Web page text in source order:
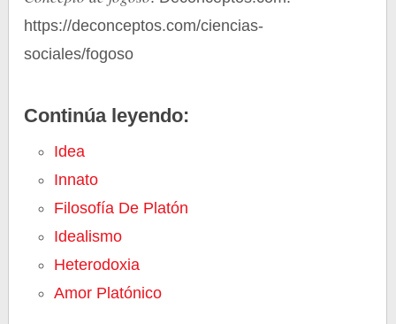
https://deconceptos.com/ciencias-
sociales/fogoso
Continúa leyendo:
Idea
Innato
Filosofía De Platón
Idealismo
Heterodoxia
Amor Platónico